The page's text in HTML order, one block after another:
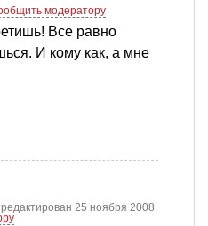
модератору
Все равно
И кому как, а мне
25 ноября 2008